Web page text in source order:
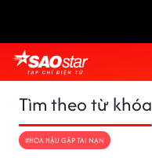
Tìm theo từ khóa
#HOA HẬU GẶP TAI NẠN